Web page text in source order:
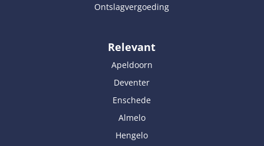
Ontslagvergoeding
Relevant
Apeldoorn
Deventer
Enschede
Almelo
Hengelo